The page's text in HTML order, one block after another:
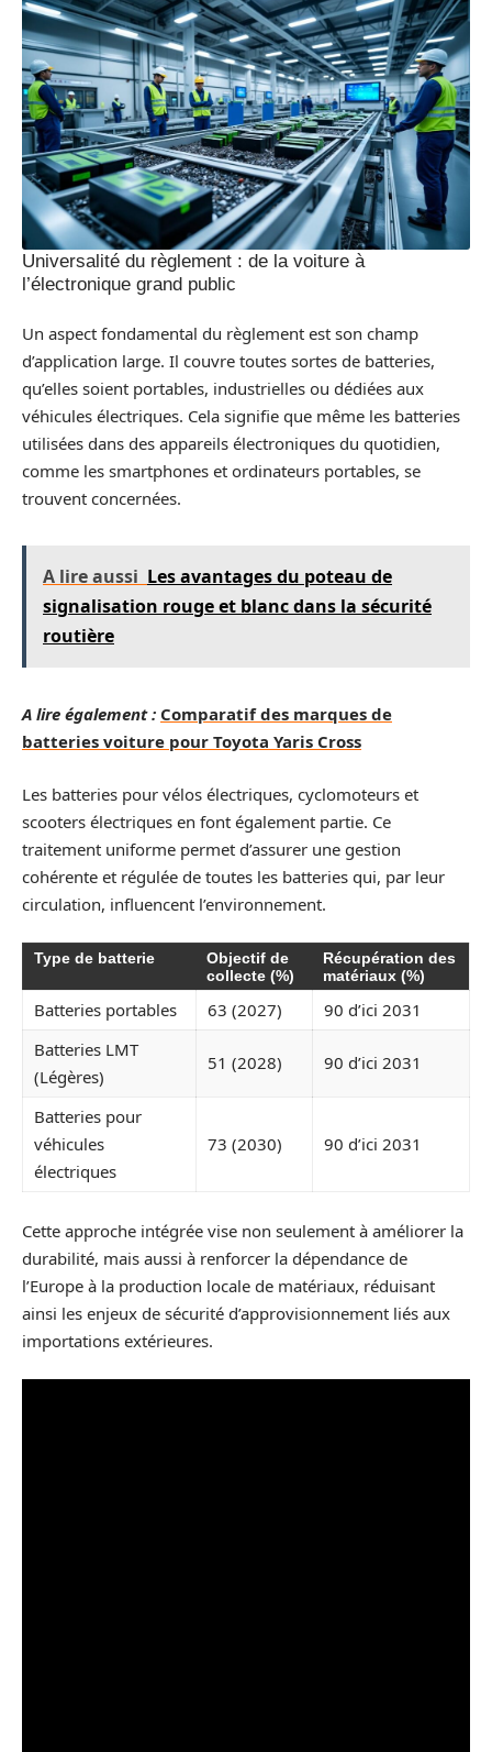
Universalité du règlement : de la voiture à
l’électronique grand public
Un aspect fondamental du règlement est son champ
d’application large. Il couvre toutes sortes de batteries,
qu’elles soient portables, industrielles ou dédiées aux
véhicules électriques. Cela signifie que même les batteries
utilisées dans des appareils électroniques du quotidien,
comme les smartphones et ordinateurs portables, se
trouvent concernées.
A lire aussi Les avantages du poteau de
signalisation rouge et blanc dans la sécurité
routière
A lire également : Comparatif des marques de
batteries voiture pour Toyota Yaris Cross
Les batteries pour vélos électriques, cyclomoteurs et
scooters électriques en font également partie. Ce
traitement uniforme permet d’assurer une gestion
cohérente et régulée de toutes les batteries qui, par leur
circulation, influencent l’environnement.
Type de batterie
Objectif de
collecte (%)
Récupération des
matériaux (%)
Batteries portables 63 (2027)
90 d’ici 2031
Batteries LMT
(Légères)
51 (2028) 90 d’ici 2031
Batteries pour
véhicules
électriques
73 (2030) 90 d’ici 2031
Cette approche intégrée vise non seulement à améliorer la
durabilité, mais aussi à renforcer la dépendance de
l’Europe à la production locale de matériaux, réduisant
ainsi les enjeux de sécurité d’approvisionnement liés aux
importations extérieures.